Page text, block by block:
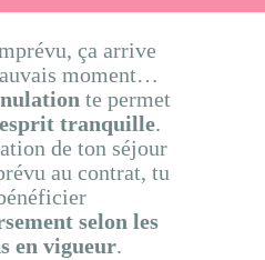
ça arrive
moment…
te permet
tranquille.
de ton séjour
au contrat, tu
selon les
en vigueur.